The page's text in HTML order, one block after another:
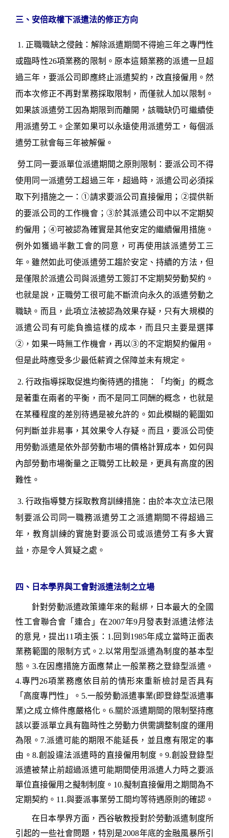
三、安倍政權下派遣法的修正方向
1. 正職職缺之侵蝕：解除派遣期間不得逾三年之專門性
或臨時性26項業務的限制。 原本這類業務的派遣一旦超
過三年，要派公司即應終止派遣契約，改直接僱用。然
而本次修正不再對業務採取限制，而僅就人加以限制。
如果該派遣勞工因為期限到而離開，該職缺仍可繼續使
用派遣勞工。企業如果可以永遠使用派遣勞工，每個派
遣勞工就會每三年被解僱。
勞工同一要派單位派遣期間之原則限制：要派公司不得
使用同一派遣勞工超過三年，超過時，派遣公司必須採
取下列措施之一：①請求要派公司直接僱用； ②提供新
的要派公司的工作機會； ③於其派遣公司中以不定期契
約僱用； ④可被認為確實是其他安定的繼續僱用措施。
例外如獲過半數工會的同意，可再使用該派遣勞工三
年。 雖然如此可使派遣勞工趨於安定、持續的方法，但
是僅限於派遣公司與派遣勞工簽訂不定期契勞動契約。
也就是說，正職勞工很可能不斷流向永久的派遣勞動之
職缺。而且， 此項立法被認為效果存疑，只有大規模的
派遣公司有可能負擔這樣的成本，而且只主要是選擇
② ，如果一時無工作機會，再以③的不定期契約僱用。
但是此時應受多少最低薪資之保障並未有規定。
2. 行政指導採取促進均衡待遇的措施：「均衡」的概念
是著重在兩者的平衡，而不是同工同酬的概念，也就是
在某種程度的差別待遇是被允許的。如此模糊的範圍如
何判斷並非易事，其效果令人存疑。而且，要派公司使
用勞動派遣是依外部勞動市場的價格計算成本，如何與
內部勞動市場衡量之正職勞工比較是，更具有高度的困
難性。
3. 行政指導雙方採取教育訓練措施： 由於本次立法已限
制要派公司同一職務派遣勞工之派遣期間不得超過三
年，教育訓練的實施對要派公司或派遣勞工有多大實
益，亦是令人質疑之處。
四、日本學界與工會對派遣法制之立場
針對勞動派遣政策連年來的鬆綁， 日本最大的全國
性工會聯合會「連合」在2007年9月發表對派遣法修法
的意見，提出11 項主張： 1.回到 1985年成立當時正面表
業務範圍的限制方式。 2.以常用型派遣為制度的基本型
態。 3.在因應措施方面應禁止一般業務之登錄型派遣。
4.專門 26項業務應依目前的情形來重新檢討是否具有
「高度專門性」。 5.一般勞動派遣事業(即登錄型派遣事
業)之成立條件應嚴格化。 6.關於派遣期間的限制堅持應
該以要派單立具有臨時性之勞動力供需調整制度的運用
為限。 7.派遣可能的期限不能延長，並且應有限定的事
由。8.創設違法派遣時的直接僱用制度。9.創設登錄型
派遣被禁止前超過派遣可能期間使用派遣人力時之要派
單位直接僱用之擬制制度。 10.擬制直接僱用之期間為不
定期契約。 11.與要派事業勞工間均等待遇原則的確認。
在日本學界方面， 西谷敏教授對於勞動派遣制度所
引起的一些社會問題，特別是2008年底的金融風暴所引